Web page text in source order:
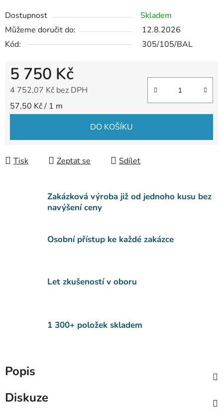
Dostupnost
Skladem
Můžeme doručit do:
12.8.2026
Kód:
305/105/BAL
5 750 Kč
4 752,07 Kč bez DPH
Měrná cena:
57,50 Kč / 1 m
DO KOŠÍKU
Tisk Zeptat se Sdílet
Zakázková výroba již od jednoho kusu bez
navýšení ceny
Osobní přístup ke každé zakázce
Let zkušeností v oboru
1 300+ položek skladem
Popis
Diskuze